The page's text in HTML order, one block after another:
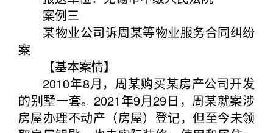
案例三
某物业公司诉周某等物业服务合同纠纷
案
【基本案情】
2010年8月，周某购买某房产公司开发
的别墅一套。2021年9月29日，周某就案涉
房屋办理不动产（房屋）登记，但至今未领